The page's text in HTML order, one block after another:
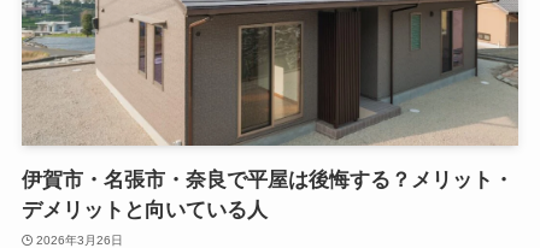
伊賀市・名張市・奈良で平屋は後悔する？メリット・
デメリットと向いている人
2026年3月26日